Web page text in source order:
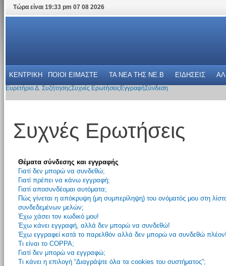
Τώρα είναι 19:33 pm 07 08 2026
ΚΕΝΤΡΙΚΗ ΠΟΙΟΙ ΕΙΜΑΣΤΕ ΤΑ ΝΕΑ THΣ NE.B ΕΙΔΗΣΕΙΣ
Ευρετήριο Δ. ΣυζήτησηςΣυχνές Ερωτήσεις ΕγγραφήΣύνδεση
Συχνές Ερωτήσεις
Θέματα σύνδεσης και εγγραφής
Γιατί δεν μπορώ να συνδεθώ;
Γιατί πρέπει να κάνω εγγραφή;
Γιατί αποσυνδέομαι αυτόματα;
Πώς γίνεται η απόκρυψη (μη συμπερίληψη) του ονόματός μου στη
συνδεδεμένων μελών;
Έχω χάσει τον κωδικό μου!
Έχω κάνει εγγραφή, αλλά δεν μπορώ να συνδεθώ!
Έχω εγγραφεί κατά το παρελθόν αλλά δεν μπορώ να συνδεθώ
Τι είναι το COPPA;
Γιατί δεν μπορώ να εγγραφώ;
Τι κάνει η επιλογή “Διαγράψτε όλα τα cookies του συστήματος”;